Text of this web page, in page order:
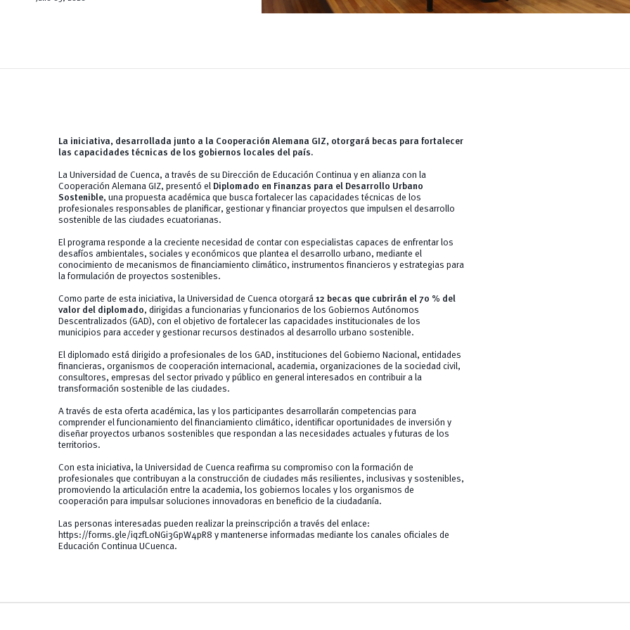
La iniciativa, desarrollada junto a la Cooperación Alemana GIZ, otorgará becas para fortalecer
las capacidades técnicas de los gobiernos locales del país.
La Universidad de Cuenca, a través de su Dirección de Educación Continua y en alianza con la
Cooperación Alemana GIZ, presentó el Diplomado en Finanzas para el Desarrollo Urbano
Sostenible, una propuesta académica que busca fortalecer las capacidades técnicas de los
profesionales responsables de planificar, gestionar y financiar proyectos que impulsen el desarrollo
sostenible de las ciudades ecuatorianas.
El programa responde a la creciente necesidad de contar con especialistas capaces de enfrentar los
desafíos ambientales, sociales y económicos que plantea el desarrollo urbano, mediante el
conocimiento de mecanismos de financiamiento climático, instrumentos financieros y estrategias para
la formulación de proyectos sostenibles.
Como parte de esta iniciativa, la Universidad de Cuenca otorgará 12 becas que cubrirán el 70 % del
valor del diplomado, dirigidas a funcionarias y funcionarios de los Gobiernos Autónomos
Descentralizados (GAD), con el objetivo de fortalecer las capacidades institucionales de los
municipios para acceder y gestionar recursos destinados al desarrollo urbano sostenible.
El diplomado está dirigido a profesionales de los GAD, instituciones del Gobierno Nacional, entidades
financieras, organismos de cooperación internacional, academia, organizaciones de la sociedad civil,
consultores, empresas del sector privado y público en general interesados en contribuir a la
transformación sostenible de las ciudades.
A través de esta oferta académica, las y los participantes desarrollarán competencias para
comprender el funcionamiento del financiamiento climático, identificar oportunidades de inversión y
diseñar proyectos urbanos sostenibles que respondan a las necesidades actuales y futuras de los
territorios.
Con esta iniciativa, la Universidad de Cuenca reafirma su compromiso con la formación de
profesionales que contribuyan a la construcción de ciudades más resilientes, inclusivas y sostenibles,
promoviendo la articulación entre la academia, los gobiernos locales y los organismos de
cooperación para impulsar soluciones innovadoras en beneficio de la ciudadanía.
Las personas interesadas pueden realizar la preinscripción a través del enlace:
https://forms.gle/iqzfLoNGi3GpW4pR8 y mantenerse informadas mediante los canales oficiales de
Educación Continua UCuenca.